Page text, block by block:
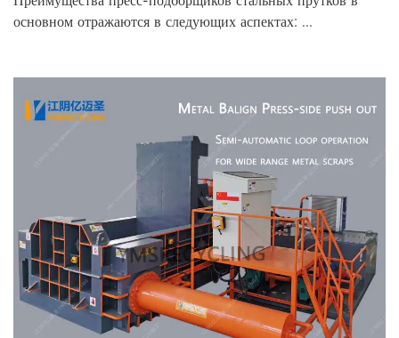
основном отражаются в следующих аспектах: ...